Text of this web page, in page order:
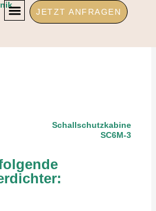
JETZT ANFRAGEN
Schallschutzkabine
SC6M-3